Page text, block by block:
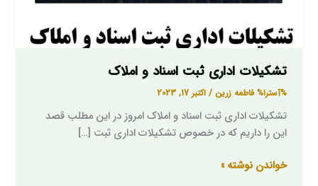
تشکیلات اداری ثبت اسناد و املاک
%آسترا% فاطمه زرین/اکتبر 17, 2023
تشکیلات اداری ثبت اسناد و املاک امروز در این مطلب قصد
این را داریم که در خصوص تشکیلات اداری ثبت […]
خواندن نوشته »